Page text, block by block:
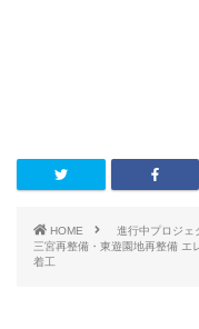
HOME 進行中プロジェ
三宮再整備・東遊園地再整備 エ
着工